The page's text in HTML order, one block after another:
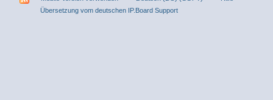
Übersetzung vom deutschen IP.Board Support